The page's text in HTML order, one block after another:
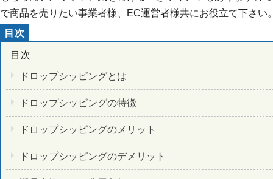
で商品を売りたい事業者様、EC運営者様共にお役立て下さい
ドロップシッピングとは
ドロップシッピングの特徴
ドロップシッピングのメリット
ドロップシッピングのデメリット